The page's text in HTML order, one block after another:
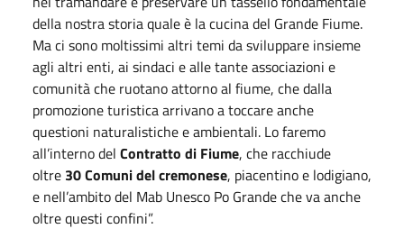
della nostra storia quale è la cucina del Grande Fiume.
Ma ci sono moltissimi altri temi da sviluppare insieme
agli altri enti, ai sindaci e alle tante associazioni e
comunità che ruotano attorno al fiume, che dalla
promozione turistica arrivano a toccare anche
questioni naturalistiche e ambientali. Lo faremo
all’interno del Contratto di Fiume, che racchiude
oltre 30 Comuni del cremonese, piacentino e lodigiano,
e nell’ambito del Mab Unesco Po Grande che va anche
oltre questi confini”.